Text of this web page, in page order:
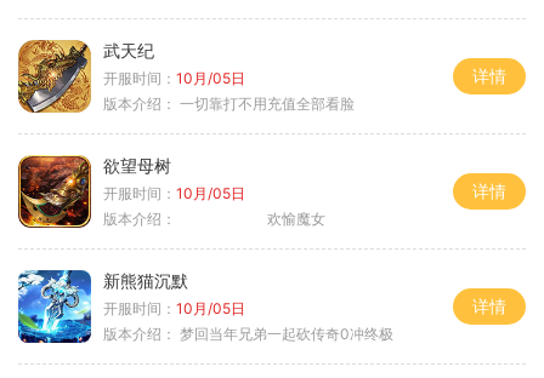
武天纪
开服时间： 10月/05日
版本介绍： 一切靠打不用充值全部看脸
详情
欲望母树
开服时间： 10月/05日
版本介绍：
欢愉魔女
详情
新熊猫沉默
开服时间： 10月/05日
版本介绍： 梦回当年兄弟一起砍传奇0冲终极
详情